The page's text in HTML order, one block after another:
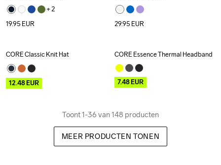
+ 2
19.95 EUR 29.95 EUR
Outlet
CORE Classic Knit Hat
12.48EUR
Outlet
CORE Essence Thermal Headband
7.48EUR
Toont 1-36 van 148 producten
MEER PRODUCTEN TONEN